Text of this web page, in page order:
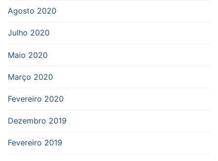
Agosto 2020
Julho 2020
Maio 2020
Março 2020
Fevereiro 2020
Dezembro 2019
Fevereiro 2019